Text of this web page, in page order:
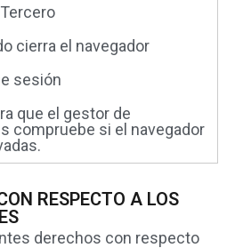
Tercero
cierra el navegador
sesión
que el gestor de
compruebe si el navegador
RESPECTO A LOS
derechos con respecto